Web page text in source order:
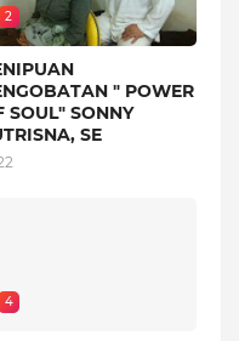
2
" POWER
SOUL" SONNY
SE
4